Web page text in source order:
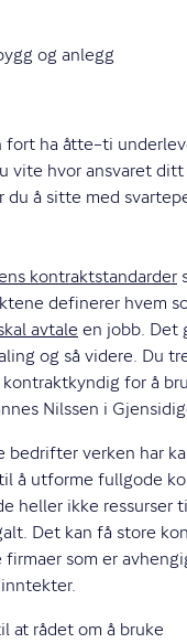
og anlegg
ha åtte–ti
vite hvor ansvaret
du å sitte med
kontraktstandarder
definerer hvem
avtale en jobb. Det
og så videre. Du
for å
Nilssen i
bedrifter verken har
å utforme fullgode
heller ikke ressurser
Det kan få store
som er
at rådet om å bruke